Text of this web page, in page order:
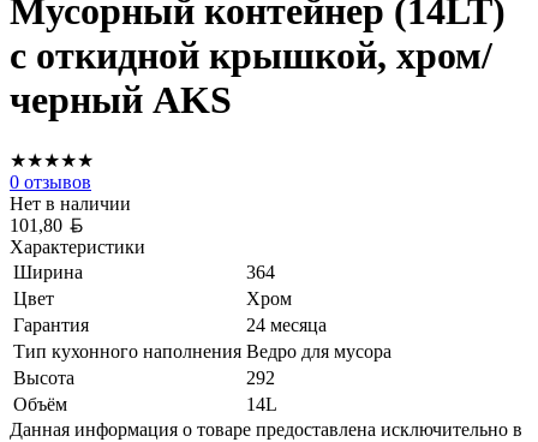
Мусорный контейнер (14LT)
с откидной крышкой, хром/
черный AKS
★★★★★
0 отзывов
Нет в наличии
101,80
Характеристики
Ширина
364
Цвет
Хром
Гарантия
24 месяца
Тип кухонного наполнения Ведро для мусора
Высота
292
Объём
14L
Данная информация о товаре предоставлена исключительно в